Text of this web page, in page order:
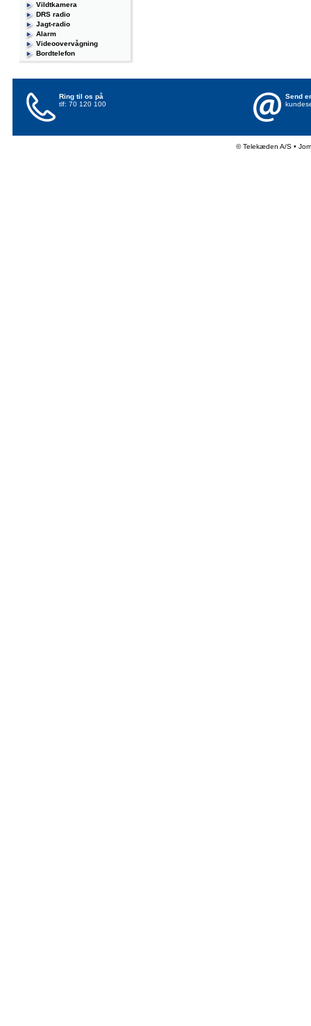
Vildtkamera
DRS radio
Jagt-radio
Alarm
Videoovervågning
Bordtelefon
Ring til os på
tlf: 70 120 100
Send
© Telekæden A/S •